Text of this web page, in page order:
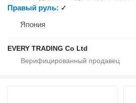
Правый руль
✓
Япония
EVERY TRADING Co Ltd